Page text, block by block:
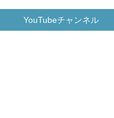
YouTubeチャンネル